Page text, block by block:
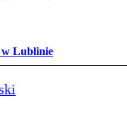
Lublinie